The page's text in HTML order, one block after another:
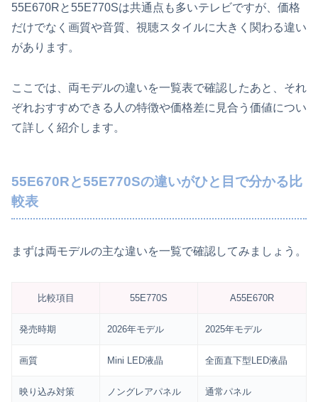
55E670Rと55E770Sは共通点も多いテレビですが、価格
だけでなく画質や音質、視聴スタイルに大きく関わる違い
があります。
ここでは、両モデルの違いを一覧表で確認したあと、それ
ぞれおすすめできる人の特徴や価格差に見合う価値につい
て詳しく紹介します。
55E670Rと55E770Sの違いがひと目で分かる比
較表
まずは両モデルの主な違いを一覧で確認してみましょう。
比較項目 55E770S A55E670R
発売時期 2026年モデル 2025年モデル
画質 Mini LED液晶 全面直下型LED液晶
映り込み対策 ノングレアパネル 通常パネル